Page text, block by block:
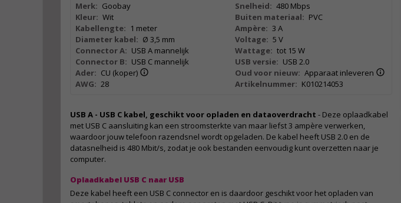
Merk: Goobay
Kleur: Wit
Kabellengte: 1 meter
Diameter kabel: Ø 3,5 mm
Connector A: USB A mannelijk
Connector B: USB C mannelijk
Ader: CU (koper)
AWG: 28
Snelheid: 480 Mbps
Buiten materiaal: PVC
Ampère: 3 A
Voltage: 5 V
Wattage: tot 15 W
USB versie: USB 2.0
Oud voor nieuw: Apparaat inleveren
Artikelnummer: K010214053
USB A - USB C kabel, geschikt voor opladen en dataoverdracht - Deze oplaadkabel
met USB C aansluiting kan een stroomsterkte van maar liefst 3 ampère verwerken,
waardoor jouw telefoon razendsnel wordt opgeladen. De kabel heeft USB 2.0 en de
datasnelheid is 480 Mbit/s, zodat je ook bestanden eenvoudig kunt overzetten naar je
computer.
Oplaadkabel USB C naar USB
Deze kabel heeft een USB C connector en is daardoor geschikt voor het opladen van